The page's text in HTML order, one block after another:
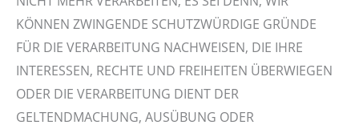
KÖNNEN ZWINGENDE SCHUTZWÜRDIGE GRÜNDE
FÜR DIE VERARBEITUNG NACHWEISEN, DIE IHRE
INTERESSEN, RECHTE UND FREIHEITEN ÜBERWIEGEN
ODER DIE VERARBEITUNG DIENT DER
GELTENDMACHUNG, AUSÜBUNG ODER